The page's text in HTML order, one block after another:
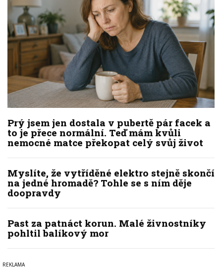
Prý jsem jen dostala v pubertě pár facek a
to je přece normální. Teď mám kvůli
nemocné matce překopat celý svůj život
Myslíte, že vytříděné elektro stejně skončí
na jedné hromadě? Tohle se s ním děje
doopravdy
Past za patnáct korun. Malé živnostníky
pohltil balíkový mor